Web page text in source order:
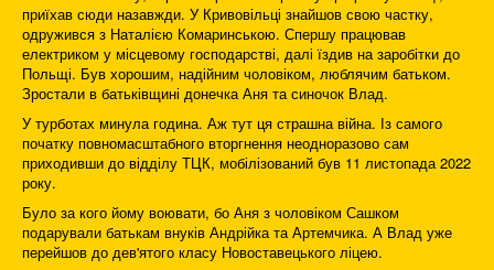
приїхав сюди назавжди. У Кривовільці знайшов свою частку,
одружився з Наталією Комаринською. Спершу працював
електриком у місцевому господарстві, далі їздив на заробітки до
Польщі. Був хорошим, надійним чоловіком, люблячим батьком.
Зростали в батьківщині донечка Аня та синочок Влад.
У турботах минула година. Аж тут ця страшна війна. Із самого
початку повномасштабного вторгнення неодноразово сам
приходивши до відділу ТЦК, мобілізований був 11 листопада 2022
року.
Було за кого йому воювати, бо Аня з чоловіком Сашком
подарували батькам внуків Андрійка та Артемчика. А Влад уже
перейшов до дев'ятого класу Новоставецького ліцею.